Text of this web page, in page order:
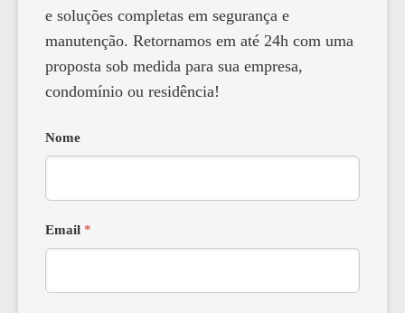
e soluções completas em segurança e
manutenção. Retornamos em até 24h com uma
proposta sob medida para sua empresa,
condomínio ou residência!
Nome
Email *